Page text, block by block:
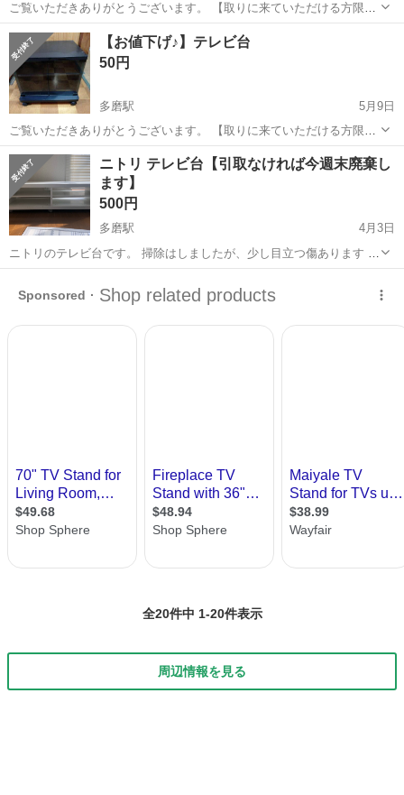
ご覧いただきありがとうございます。 【取りに来ていただける方限
定】 二段収納 キャスター無し 押して開く扉タイプ 素人採寸 奥行き
36cm×横53.5cm×縦43cm 【画像２枚目】中はえんじ色です♪ 【画像３
枚目】扉...
東京 三鷹市 多磨駅 収納家具 レトロ
【お値下げ♪】テレビ台
50円
多磨駅
5月9日
ご覧いただきありがとうございます。 【取りに来ていただける方限
定】 サイズは画像３枚目をご覧下さい。 ガラス扉付き キャスター付
き 二段 【画像２枚目】右下が剥げています 使用していた物ですので
傷や剥げがございます。 ...
東京 三鷹市 多磨駅 収納家具 画像
ニトリ テレビ台【引取なければ今週末廃棄し
ます】
500円
多磨駅
4月3日
ニトリのテレビ台です。 掃除はしましたが、少し目立つ傷あります ・
高さ:36cm ・横:120cm ・奥行き:45cm ・色:白 ・タイヤついてます
全20件中 1-20件表示
周辺情報を見る